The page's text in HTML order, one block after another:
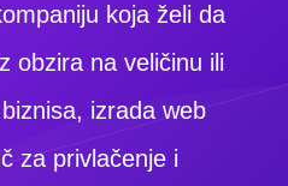
koja želi da
obzira na veličinu ili
izrada web
za privlačenje i